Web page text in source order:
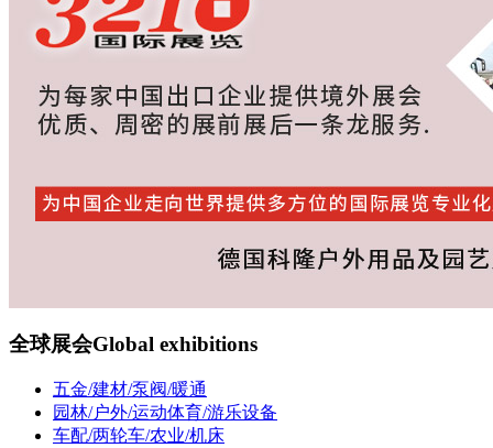
全球展会Global exhibitions
五金/建材/泵阀/暖通
园林/户外/运动体育/游乐设备
车配/两轮车/农业/机床